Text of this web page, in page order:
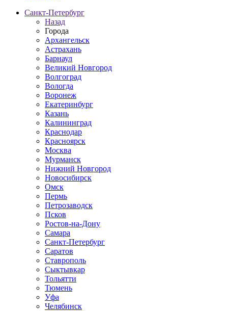
Санкт-Петербург
Назад
Города
Архангельск
Астрахань
Барнаул
Великий Новгород
Волгоград
Вологда
Воронеж
Екатеринбург
Казань
Калининград
Краснодар
Красноярск
Москва
Мурманск
Нижний Новгород
Новосибирск
Омск
Пермь
Петрозаводск
Псков
Ростов-на-Дону
Самара
Санкт-Петербург
Саратов
Ставрополь
Сыктывкар
Тольятти
Тюмень
Уфа
Челябинск